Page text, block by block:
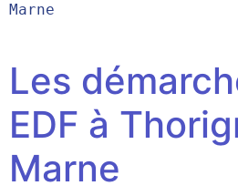
Marne
Les
EDF à
Marne